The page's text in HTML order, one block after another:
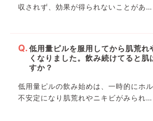
収されず、効果が得られないことがあ…
低用量ピルを服用してから肌荒れ
くなりました。飲み続けてると肌
すか？
低用量ピルの飲み始めは、一時的にホ
不安定になり肌荒れやニキビがみられ…